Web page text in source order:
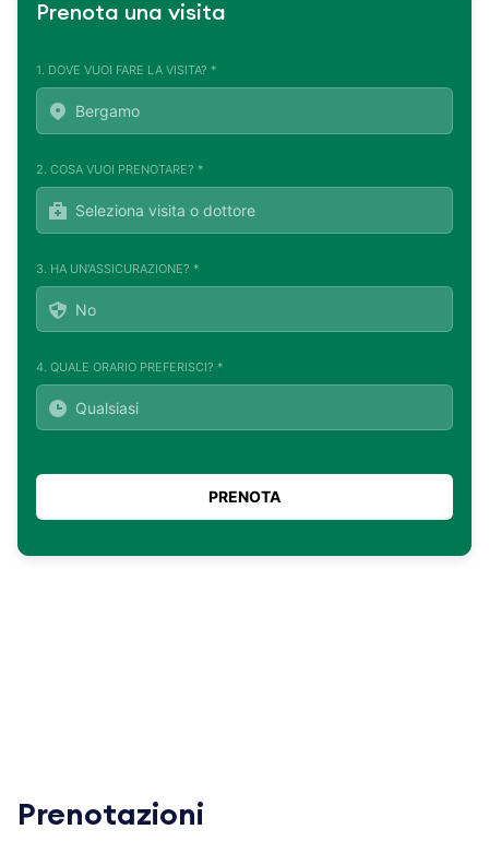
Prenota una visita
1. DOVE VUOI FARE LA VISITA? *
2. COSA VUOI PRENOTARE? *
3. HA UN'ASSICURAZIONE? *
4. QUALE ORARIO PREFERISCI? *
Prenotazioni